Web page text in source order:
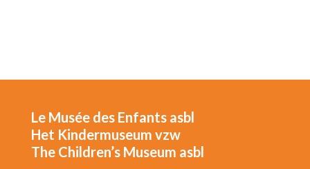
Le Musée des Enfants asbl
Het Kindermuseum vzw
The Children’s Museum asbl